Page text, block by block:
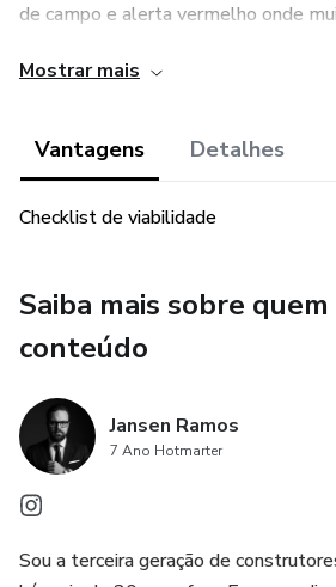
de campo e alerta vermelho onde
Neste livro eu te mostro, de forma
incorporações:
destrói o fluxo de caixa.
processos, distratos e guerras com
permutantes.
A bomba do planejamento financeiro
paralisa a obra, trava banco, mata
Você vai entender como analisar risco
blindar contratos e estruturar o
Mostrar mais
Vantagens Detalhes
Checklist de viabilidade
Saiba mais sobre quem
conteúdo
Jansen Ramos
7 Ano Hotmarter
Sou a terceira geração de